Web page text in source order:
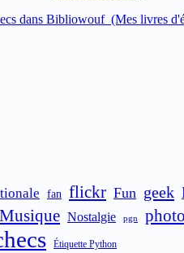
dans Bibliowouf (Mes livres
fan flickr Fun geek
Musique Nostalgie pgn photo
Étiquette Python